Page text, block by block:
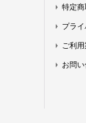
特定
プラ
ご利
お問